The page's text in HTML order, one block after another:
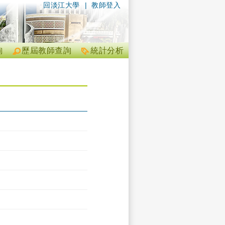
| 教師登入
回淡江大學
統計分析
歷屆教師查詢